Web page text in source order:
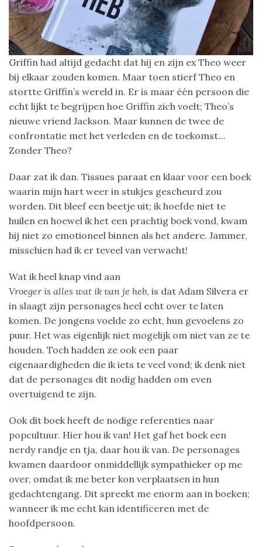
Griffin had altijd gedacht dat hij en zijn ex Theo weer
bij elkaar zouden komen. Maar toen stierf Theo en
stortte Griffin’s wereld in. Er is maar één persoon die
echt lijkt te begrijpen hoe Griffin zich voelt; Theo’s
nieuwe vriend Jackson. Maar kunnen de twee de
confrontatie met het verleden en de toekomst…
Zonder Theo?
Daar zat ik dan. Tissues paraat en klaar voor een boek
waarin mijn hart weer in stukjes gescheurd zou
worden. Dit bleef een beetje uit; ik hoefde niet te
huilen en hoewel ik het een prachtig boek vond, kwam
hij niet zo emotioneel binnen als het andere. Jammer,
misschien had ik er teveel van verwacht!
Wat ik heel knap vind aan
Vroeger is alles wat ik van je heb, is dat Adam Silvera er
in slaagt zijn personages heel echt over te laten
komen. De jongens voelde zo echt, hun gevoelens zo
puur. Het was eigenlijk niet mogelijk om niet van ze te
houden. Toch hadden ze ook een paar
eigenaardigheden die ik iets te veel vond; ik denk niet
dat de personages dit nodig hadden om even
overtuigend te zijn.
Ook dit boek heeft de nodige referenties naar
popcultuur. Hier hou ik van! Het gaf het boek een
nerdy randje en tja, daar hou ik van. De personages
kwamen daardoor onmiddellijk sympathieker op me
over, omdat ik me beter kon verplaatsen in hun
gedachtengang. Dit spreekt me enorm aan in boeken;
wanneer ik me echt kan identificeren met de
hoofdpersoon.